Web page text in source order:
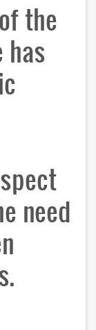
the
has
need